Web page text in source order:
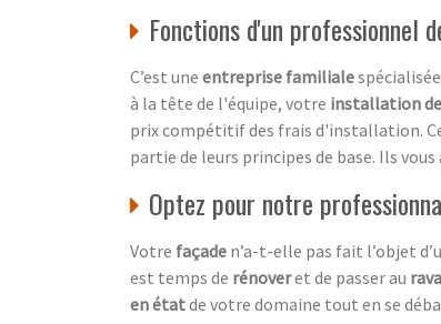
Fonctions d'un
C’est une entreprise familiale
à la tête de l'équipe, votre installation
prix compétitif des frais d'installation.
partie de leurs principes de base. Ils
Optez pour notre
Votre façade n’a-t-elle pas fait l’objet
est temps de rénoveret de passer au
en étatde votre domaine tout en se